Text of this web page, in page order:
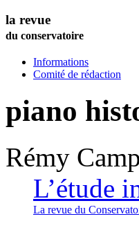
la revue
du conservatoire
Informations
Comité de rédaction
piano
Rémy
L’étude
La revue du